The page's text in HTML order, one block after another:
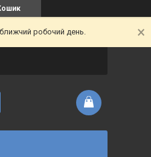
робочий день.